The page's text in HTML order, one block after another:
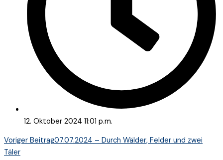
12. Oktober 2024 11:01 p.m.
Voriger Beitrag07.07.2024 – Durch Wälder, Felder und zwei
Täler